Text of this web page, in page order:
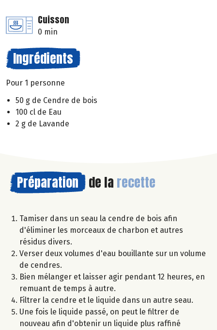
Cuisson
0 min
Ingrédients
Pour 1 personne
50 g de Cendre de bois
100 cl de Eau
2 g de Lavande
Préparation de la recette
Tamiser dans un seau la cendre de bois afin
d'éliminer les morceaux de charbon et autres
résidus divers.
Verser deux volumes d'eau bouillante sur un volume
de cendres.
Bien mélanger et laisser agir pendant 12 heures, en
remuant de temps à autre.
Filtrer la cendre et le liquide dans un autre seau.
Une fois le liquide passé, on peut le filtrer de
nouveau afin d'obtenir un liquide plus raffiné